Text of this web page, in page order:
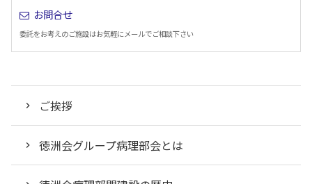
お問合せ
委託をお考えのご施設はお気軽にメールでご相談下さい
ご挨拶
徳洲会グループ病理部会とは